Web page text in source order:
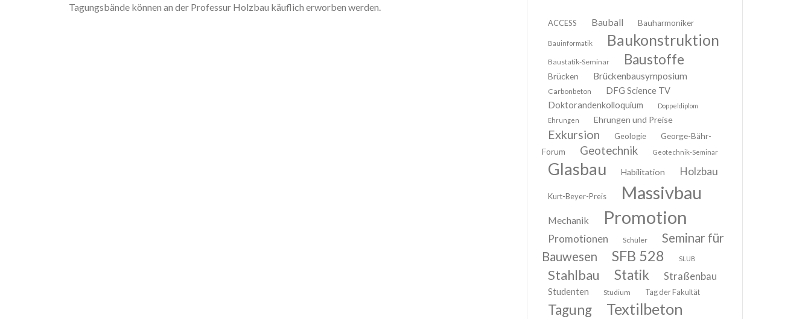
Tagungsbände können an der Professur Holzbau käuflich erworben werden.
ACCESS Bauball Bauharmoniker
Bauinformatik Baukonstruktion
Baustatik-Seminar Baustoffe
Brücken Brückenbausymposium
Carbonbeton
DFG Science TV
Doktorandenkolloquium
Doppeldiplom
Ehrungen
Ehrungen und Preise
Exkursion Geologie
George-Bähr-
Forum
Geotechnik Geotechnik-Seminar
Glasbau Habilitation Holzbau
Kurt-Beyer-Preis Massivbau
Mechanik Promotion
Promotionen Schüler
Seminar für
Bauwesen
SFB 528 SLUB
Stahlbau Statik Straßenbau
Studenten Studium Tag der Fakultät
Tagung Textilbeton